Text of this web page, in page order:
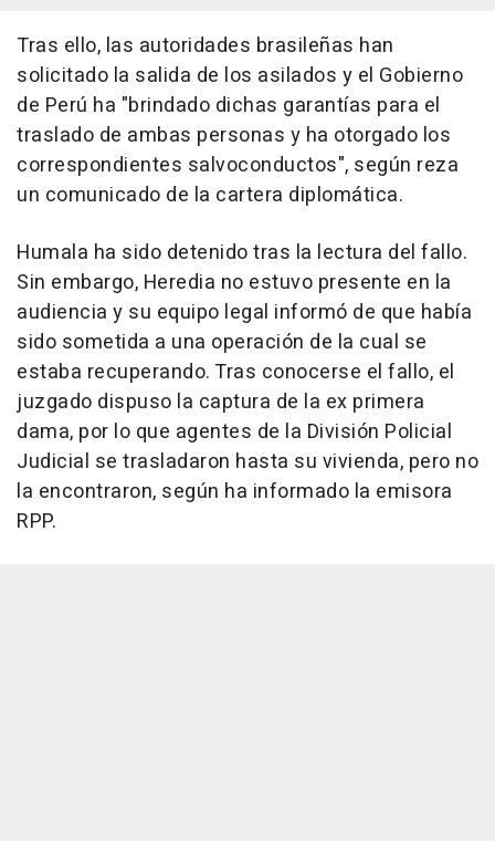
Tras ello, las autoridades brasileñas han
solicitado la salida de los asilados y el Gobierno
de Perú ha "brindado dichas garantías para el
traslado de ambas personas y ha otorgado los
correspondientes salvoconductos", según reza
un comunicado de la cartera diplomática.
Humala ha sido detenido tras la lectura del fallo.
Sin embargo, Heredia no estuvo presente en la
audiencia y su equipo legal informó de que había
sido sometida a una operación de la cual se
estaba recuperando. Tras conocerse el fallo, el
juzgado dispuso la captura de la ex primera
dama, por lo que agentes de la División Policial
Judicial se trasladaron hasta su vivienda, pero no
la encontraron, según ha informado la emisora
RPP.